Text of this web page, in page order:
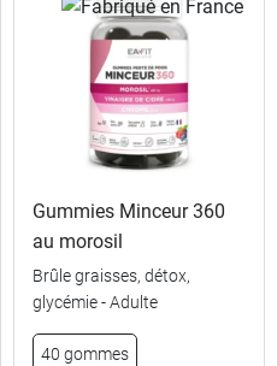
Gummies Minceur 360
au morosil
Brûle graisses, détox,
glycémie - Adulte
40 gommes